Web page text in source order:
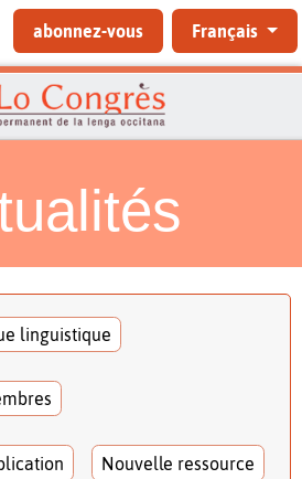
abonnez-vous Français
linguistique
Nouvelle ressource